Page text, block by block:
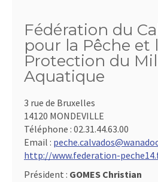
Fédération du
pour la Pêche et
Protection du
Aquatique
3 rue de Bruxelles
14120 MONDEVILLE
Téléphone : 02.31.44.63.00
Email :
http://www.federation-
Président : GOMES Christian